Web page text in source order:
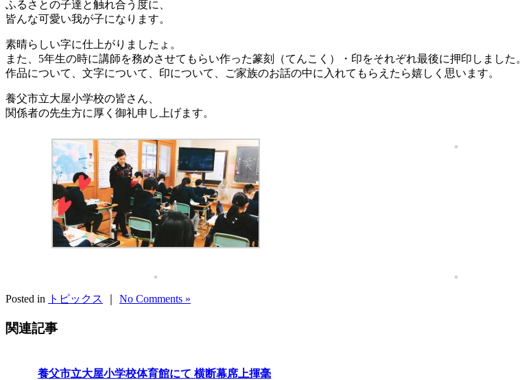
ふるさとの子達と触れ合う度に、
皆んな可愛い我が子になります。
素晴らしい字に仕上がりましたょ。
また、5年生の時に講師を務めさせてもらい作った篆刻（てんこく）・印をそれぞれ最後に押印しました。
作品について、文字について、印について、ご家族のお話の中に入れてもらえたら嬉しく思います。
養父市立大屋小学校の皆さん、
関係者の先生方に厚く御礼申し上げます。
Posted in トピックス No Comments »
関連記事
養父市立大屋小学校体育館にて 横断幕席上揮毫